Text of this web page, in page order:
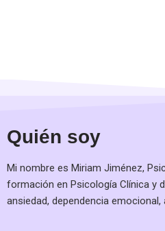
Quién soy
Mi nombre es Miriam Jiménez,
formación en Psicología Clínica y
ansiedad, dependencia